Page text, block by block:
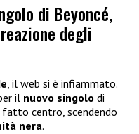
di Beyoncé,
degli
, il web si è infiammato.
il nuovo singolo di
fatto centro, scendendo
nera.